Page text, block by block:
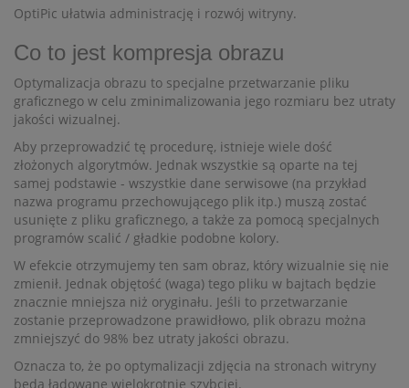
OptiPic ułatwia administrację i rozwój witryny.
Co to jest kompresja obrazu
Optymalizacja obrazu to specjalne przetwarzanie pliku
graficznego w celu zminimalizowania jego rozmiaru bez utraty
jakości wizualnej.
Aby przeprowadzić tę procedurę, istnieje wiele dość
złożonych algorytmów. Jednak wszystkie są oparte na tej
samej podstawie - wszystkie dane serwisowe (na przykład
nazwa programu przechowującego plik itp.) muszą zostać
usunięte z pliku graficznego, a także za pomocą specjalnych
programów scalić / gładkie podobne kolory.
W efekcie otrzymujemy ten sam obraz, który wizualnie się nie
zmienił. Jednak objętość (waga) tego pliku w bajtach będzie
znacznie mniejsza niż oryginału. Jeśli to przetwarzanie
zostanie przeprowadzone prawidłowo, plik obrazu można
zmniejszyć do 98% bez utraty jakości obrazu.
Oznacza to, że po optymalizacji zdjęcia na stronach witryny
będą ładowane wielokrotnie szybciej.